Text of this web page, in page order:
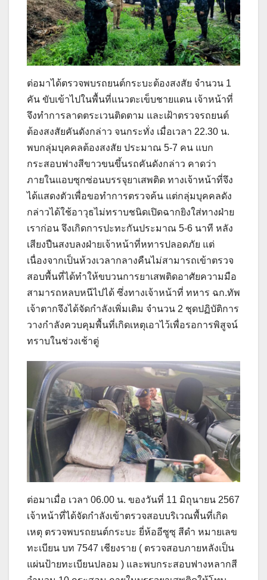
ต่อมาได้ตรวจพบรถยนต์กระบะต้องสงสัย จำนวน 1
คัน ขับเข้าไปในพื้นที่แนวตะเข็บชายแดน เจ้าหน้าที่
จึงทำการลาดตระเวนติดตาม และเฝ้าตรวจรถยนต์
ต้องสงสัยคันดังกล่าว จนกระทั่ง เมื่อเวลา 22.30 น.
พบกลุ่มบุคคลต้องสงสัย ประมาณ 5-7 คน แบก
กระสอบฟางสีขาวขนขึ้นรถคันดังกล่าว คาดว่า
ภายในแอบซุกซ่อนบรรจุยาเสพติด ทางเจ้าหน้าที่จึง
ได้แสดงตัวเพื่อขอทำการตรวจค้น แต่กลุ่มบุคคลดัง
กล่าวได้ใช้อาวุธไม่ทราบชนิดเปิดฉากยิงใส่ทางฝ่าย
เราก่อน จึงเกิดการปะทะกันประมาณ 5-6 นาที หลัง
เสียงปืนสงบลงฝ่ายเจ้าหน้าที่หทารปลอดภัย แต่
เนื่องจากเป็นห้วงเวลากลางคืนไม่สามารถเข้าตรวจ
สอบพื้นที่ได้ทำให้ขบวนการยาเสพติดอาศัยความมือ
สามารถหลบหนีไปได้ ซึ่งทางเจ้าหน้าที่ ทหาร ฉก.ทัพ
เจ้าตากจึงได้จัดกำลังเพิ่มเติม จำนวน 2 ชุดปฏิบัติการ
วางกำลังควบคุมพื้นที่เกิดเหตุเอาไว้เพื่อรอการพิสูจน์
ทราบในช่วงเช้าตู่
ต่อมาเมื่อ เวลา 06.00 น. ของวันที่ 11 มิถุนายน 2567
เจ้าหน้าที่ได้จัดกำลังเข้าตรวจสอบบริเวณพื้นที่เกิด
เหตุ ตรวจพบรถยนต์กระบะ ยี่ห้ออีซูซุ สีดำ หมายเลข
ทะเบียน บท 7547 เชียงราย ( ตรวจสอบภายหลังเป็น
แผ่นป้ายทะเบียนปลอม ) และพบกระสอบฟางหลากสี